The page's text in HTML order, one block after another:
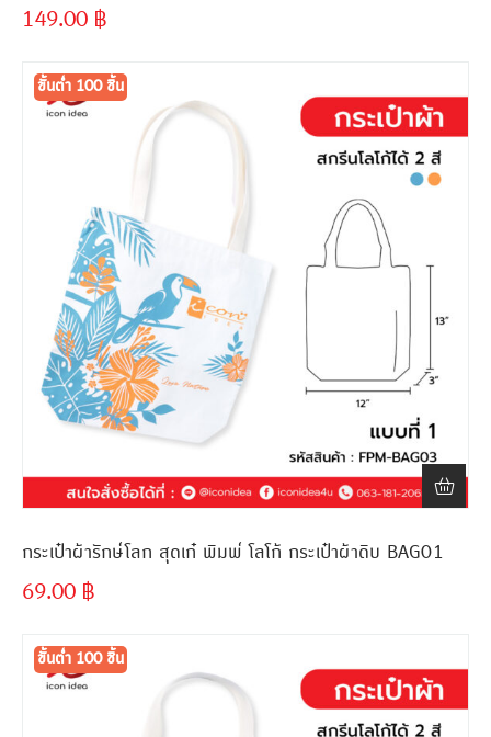
149.00 ฿
ขั้นต่ำ 100 ชิ้น
กระเป๋าผ้ารักษ์โลก สุดเก๋ พิมพ์ โลโก้ กระเป๋าผ้าดิบ BAG01
69.00 ฿
ขั้นต่ำ 100 ชิ้น